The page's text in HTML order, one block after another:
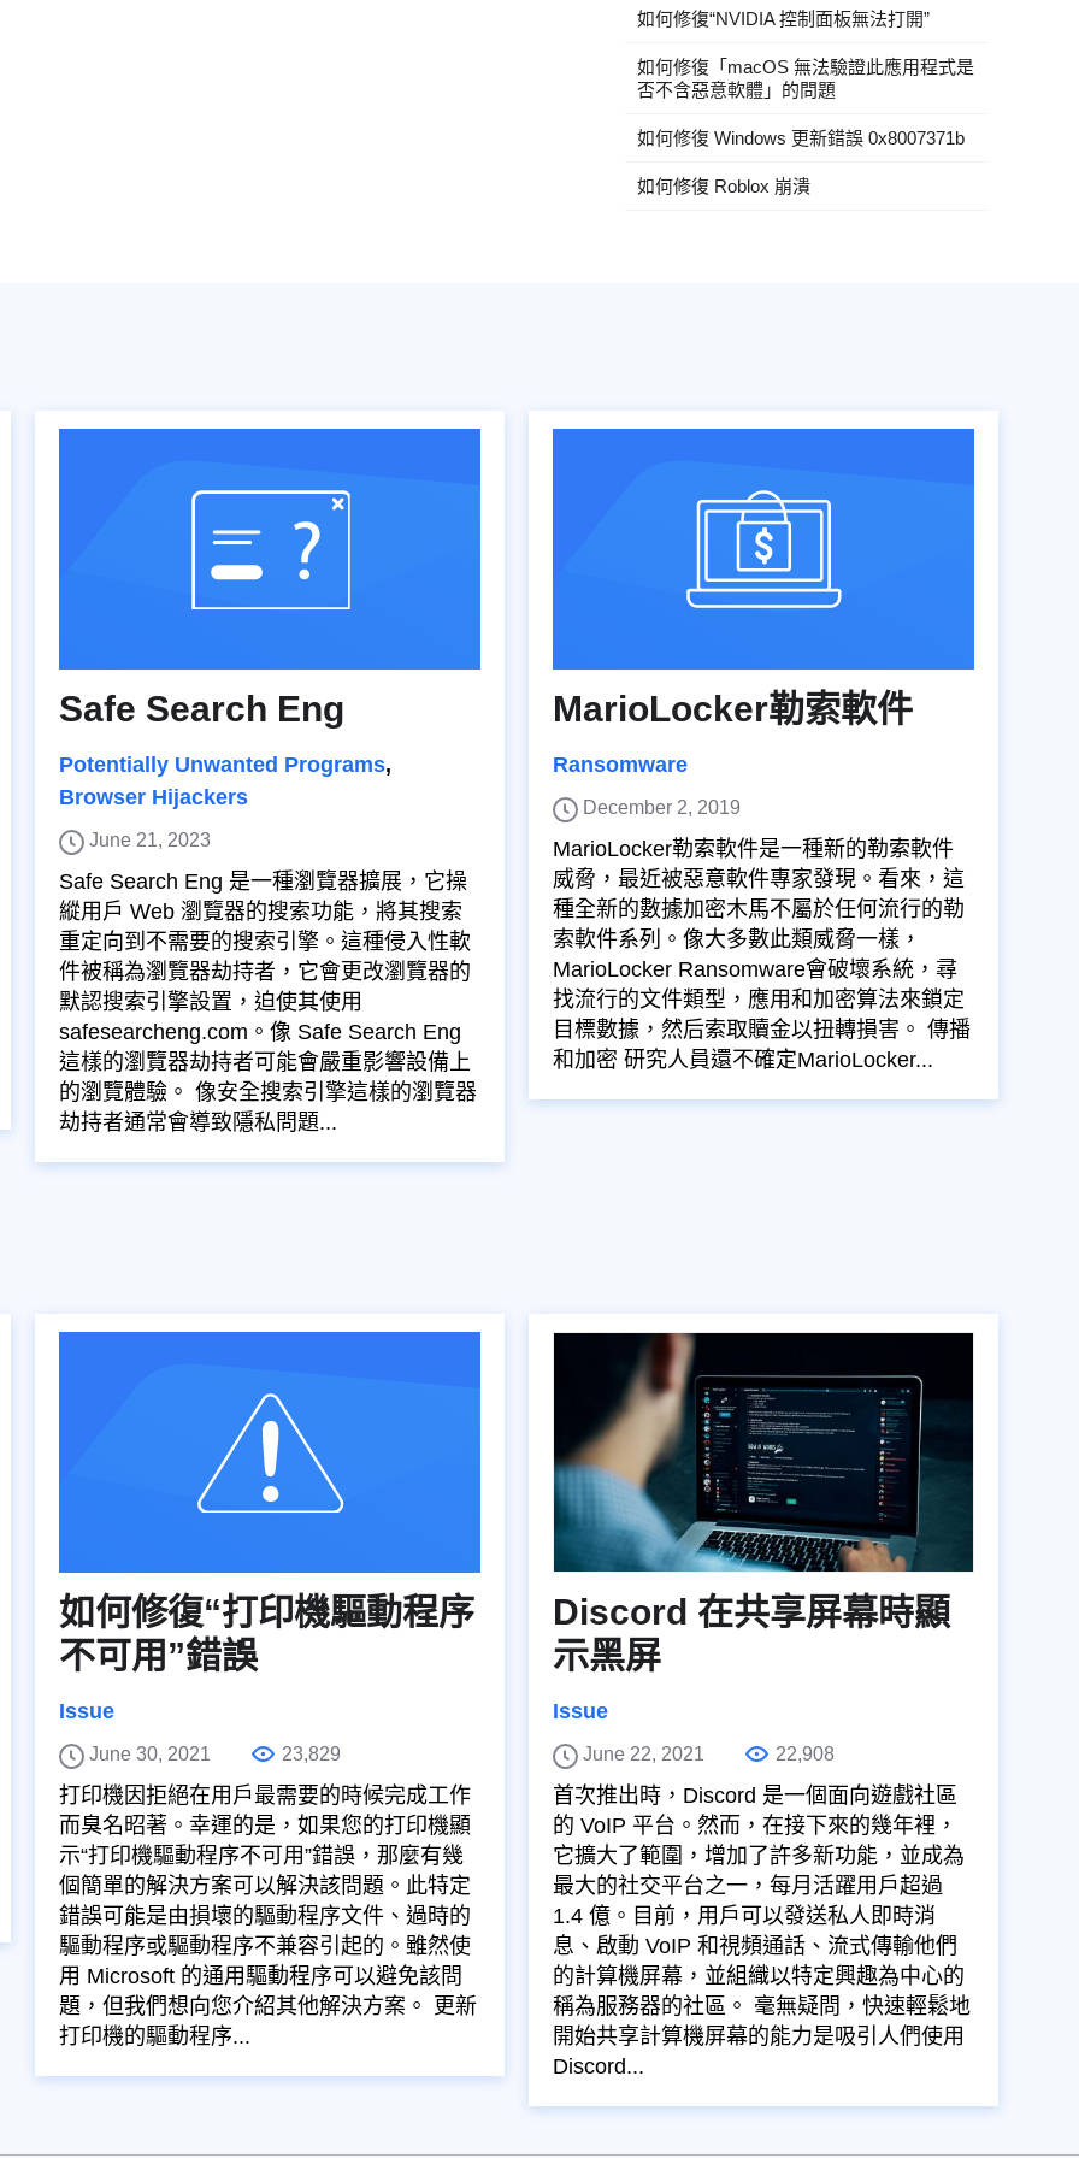
如何修復“NVIDIA 控制面板無法打開”
如何修復「macOS 無法驗證此應用程式是
否不含惡意軟體」的問題
如何修復 Windows 更新錯誤 0x8007371b
如何修復 Roblox 崩潰
Safe Search Eng
Potentially Unwanted Programs,
Browser Hijackers
June 21, 2023
Safe Search Eng 是一種瀏覽器擴展，它操
縱用戶 Web 瀏覽器的搜索功能，將其搜索
重定向到不需要的搜索引擎。這種侵入性軟
件被稱為瀏覽器劫持者，它會更改瀏覽器的
默認搜索引擎設置，迫使其使用
safesearcheng.com。像 Safe Search Eng
這樣的瀏覽器劫持者可能會嚴重影響設備上
的瀏覽體驗。 像安全搜索引擎這樣的瀏覽器
劫持者通常會導致隱私問題...
MarioLocker勒索軟件
Ransomware
December 2, 2019
MarioLocker勒索軟件是一種新的勒索軟件
威脅，最近被惡意軟件專家發現。看來，這
種全新的數據加密木馬不屬於任何流行的勒
索軟件系列。像大多數此類威脅一樣，
MarioLocker Ransomware會破壞系統，尋
找流行的文件類型，應用和加密算法來鎖定
目標數據，然后索取贖金以扭轉損害。 傳播
和加密 研究人員還不確定MarioLocker...
如何修復“打印機驅動程序
不可用”錯誤
Issue
June 30, 2021 23,829
打印機因拒絕在用戶最需要的時候完成工作
而臭名昭著。幸運的是，如果您的打印機顯
示“打印機驅動程序不可用”錯誤，那麼有幾
個簡單的解決方案可以解決該問題。此特定
錯誤可能是由損壞的驅動程序文件、過時的
驅動程序或驅動程序不兼容引起的。雖然使
用 Microsoft 的通用驅動程序可以避免該問
題，但我們想向您介紹其他解決方案。 更新
打印機的驅動程序...
Discord 在共享屏幕時顯
示黑屏
Issue
June 22, 2021 22,908
首次推出時，Discord 是一個面向遊戲社區
的 VoIP 平台。然而，在接下來的幾年裡，
它擴大了範圍，增加了許多新功能，並成為
最大的社交平台之一，每月活躍用戶超過
1.4 億。目前，用戶可以發送私人即時消
息、啟動 VoIP 和視頻通話、流式傳輸他們
的計算機屏幕，並組織以特定興趣為中心的
稱為服務器的社區。 毫無疑問，快速輕鬆地
開始共享計算機屏幕的能力是吸引人們使用
Discord...